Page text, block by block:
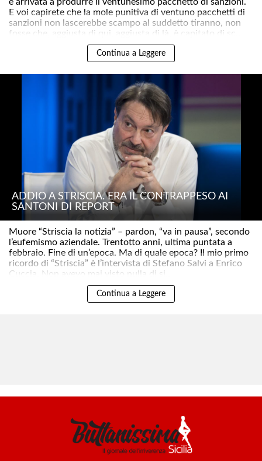
E voi capirete che la mole punitiva di ventuno pacchetti di
sanzioni non lascerebbe scampo al suddetto tiranno, non
fosse che, aggiusta di qui, aggiusta di là, è capitato di sc..
Continua a Leggere
ADDIO A STRISCIA. ERA IL CONTRAPPESO AI
SANTONI DI REPORT
Muore “Striscia la notizia” – pardon, “va in pausa”, secondo
l’eufemismo aziendale. Trentotto anni, ultima puntata a
febbraio. Fine di un’epoca. Ma di quale epoca? Il mio primo
ricordo di “Striscia” è l’intervista di Stefano Salvi a Enrico
Cuccia. Non avevo mai visto nulla di si..
Continua a Leggere